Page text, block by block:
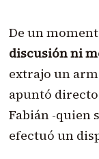
De un
discusión ni
extrajo un
apuntó directo
Fabián -quien
efectuó un